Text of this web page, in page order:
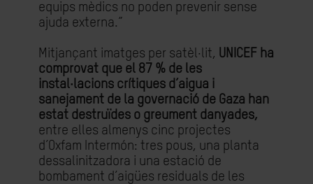
equips mèdics no poden prevenir sense
ajuda externa.”
Mitjançant imatges per satèl·lit, UNICEF ha
comprovat que el 87 % de les
instal·lacions crítiques d’aigua i
sanejament de la governació de Gaza han
estat destruïdes o greument danyades,
entre elles almenys cinc projectes
d’Oxfam Intermón: tres pous, una planta
dessalinitzadora i una estació de
bombament d’aigües residuals de les